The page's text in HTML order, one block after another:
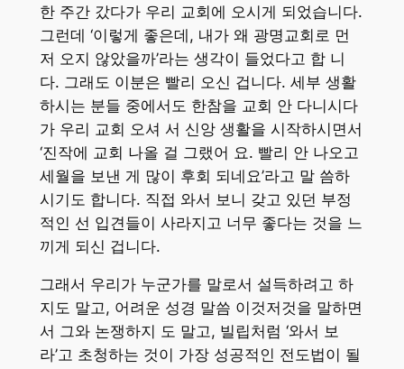
한 주간 갔다가 우리 교회에 오시게 되었습니다.
그런데 ‘이렇게 좋은데, 내가 왜 광명교회로 먼
저 오지 않았을까’라는 생각이 들었다고 합 니
다. 그래도 이분은 빨리 오신 겁니다. 세부 생활
하시는 분들 중에서도 한참을 교회 안 다니시다
가 우리 교회 오셔 서 신앙 생활을 시작하시면서
‘진작에 교회 나올 걸 그랬어 요. 빨리 안 나오고
세월을 보낸 게 많이 후회 되네요’라고 말 씀하
시기도 합니다. 직접 와서 보니 갖고 있던 부정
적인 선 입견들이 사라지고 너무 좋다는 것을 느
끼게 되신 겁니다.
그래서 우리가 누군가를 말로서 설득하려고 하
지도 말고, 어려운 성경 말씀 이것저것을 말하면
서 그와 논쟁하지 도 말고, 빌립처럼 ‘와서 보
라’고 초청하는 것이 가장 성공적인 전도법이 될